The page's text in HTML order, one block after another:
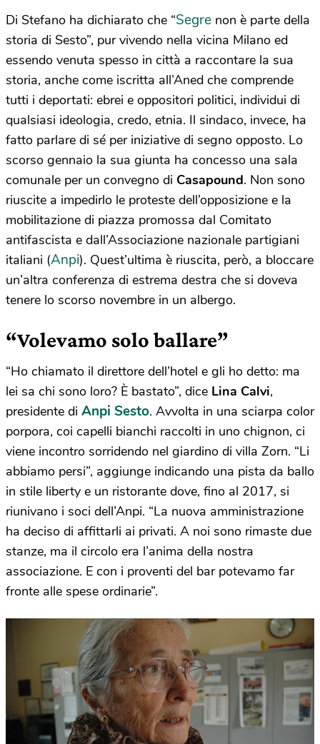
Di Stefano ha dichiarato che “Segre non è parte della
storia di Sesto”, pur vivendo nella vicina Milano ed
essendo venuta spesso in città a raccontare la sua
storia, anche come iscritta all’Aned che comprende
tutti i deportati: ebrei e oppositori politici, individui di
qualsiasi ideologia, credo, etnia. Il sindaco, invece, ha
fatto parlare di sé per iniziative di segno opposto. Lo
scorso gennaio la sua giunta ha concesso una sala
comunale per un convegno di Casapound. Non sono
riuscite a impedirlo le proteste dell’opposizione e la
mobilitazione di piazza promossa dal Comitato
antifascista e dall’Associazione nazionale partigiani
italiani (Anpi). Quest’ultima è riuscita, però, a bloccare
un’altra conferenza di estrema destra che si doveva
tenere lo scorso novembre in un albergo.
“Volevamo solo ballare”
“Ho chiamato il direttore dell’hotel e gli ho detto: ma
lei sa chi sono loro? È bastato”, dice Lina Calvi,
presidente di Anpi Sesto. Avvolta in una sciarpa color
porpora, coi capelli bianchi raccolti in uno chignon, ci
viene incontro sorridendo nel giardino di villa Zorn. “Li
abbiamo persi”, aggiunge indicando una pista da ballo
in stile liberty e un ristorante dove, fino al 2017, si
riunivano i soci dell’Anpi. “La nuova amministrazione
ha deciso di affittarli ai privati. A noi sono rimaste due
stanze, ma il circolo era l’anima della nostra
associazione. E con i proventi del bar potevamo far
fronte alle spese ordinarie”.